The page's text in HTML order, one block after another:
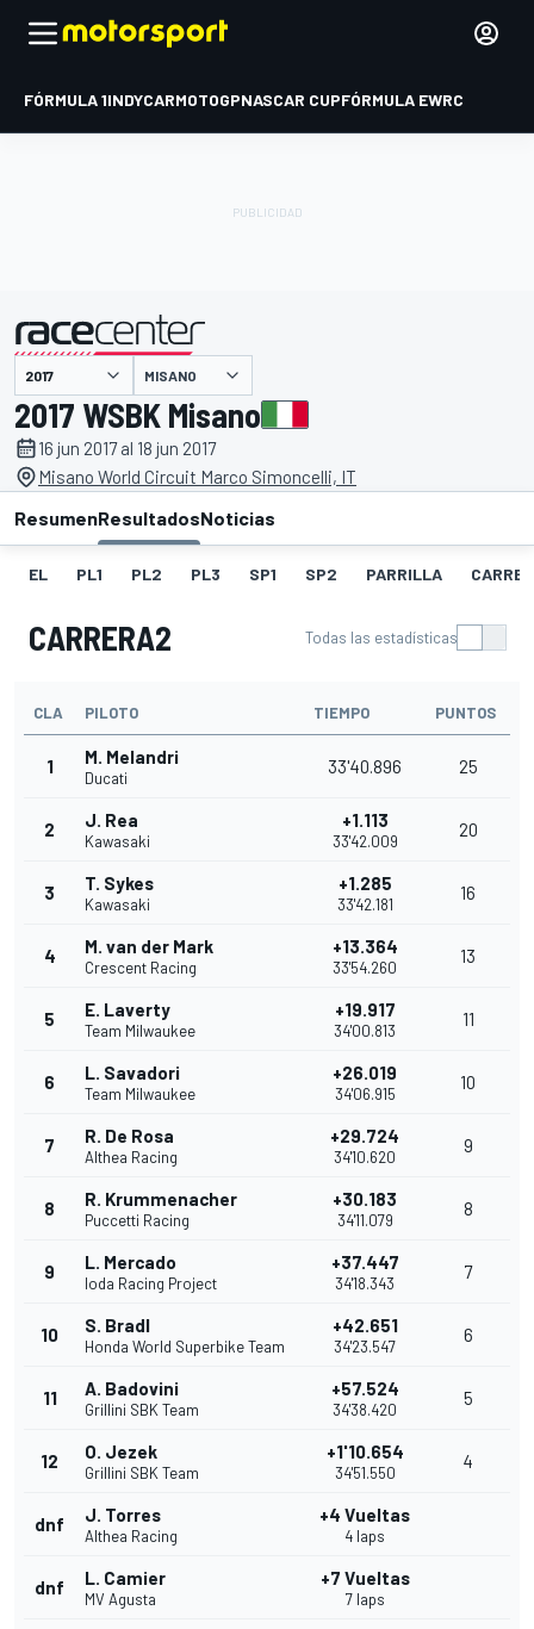
FÓRMULA 1INDYCARMOTOGPNASCAR CUPFÓRMULA EWRC
presentado por MISANO
2017 WSBK Misano
16 jun 2017 al 18 jun 2017
Misano World Circuit Marco Simoncelli, IT
ResumenResultadosNoticias
EL PL1 PL2 PL3 SP1 SP2 PARRILLA
CARRERA2 Todas las estadísticas
CLA PILOTO TIEMPO PUNTOS
1 M. Melandri
Ducati
33'40.896 25
2 J. Rea
Kawasaki
+1.113
33'42.009
20
3 T. Sykes
Kawasaki
+1.285
33'42.181
16
4 M. van der Mark
Crescent Racing
+13.364
33'54.260
13
5 E. Laverty
Team Milwaukee
+19.917
34'00.813
11
6 L. Savadori
Team Milwaukee
+26.019
34'06.915
10
7 R. De Rosa
Althea Racing
+29.724
34'10.620
9
8 R. Krummenacher
Puccetti Racing
+30.183
34'11.079
8
9 L. Mercado
Ioda Racing Project
+37.447
34'18.343
7
10 S. Bradl
Honda World Superbike Team
+42.651
34'23.547
6
11 A. Badovini
Grillini SBK Team
+57.524
34'38.420
5
12 O. Jezek
Grillini SBK Team
+1'10.654
34'51.550
4
dnf J. Torres
Althea Racing
+4 Vueltas
4 laps
dnf L. Camier
MV Agusta
+7 Vueltas
7 laps